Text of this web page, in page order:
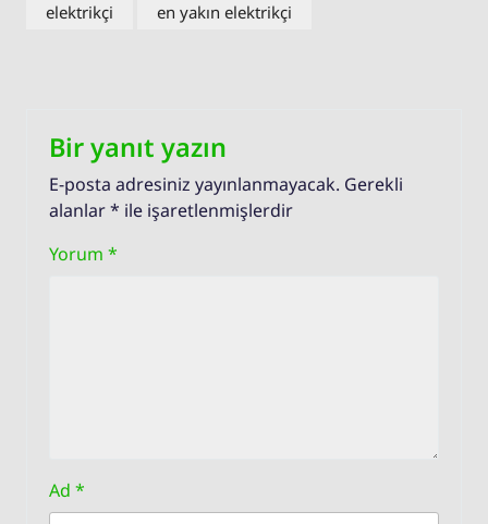
elektrikçi
en yakın elektrikçi
Bir yanıt yazın
E-posta adresiniz yayınlanmayacak. Gerekli
alanlar* ile işaretlenmişlerdir
Yorum *
Ad *